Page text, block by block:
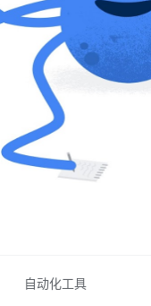
自动化工具